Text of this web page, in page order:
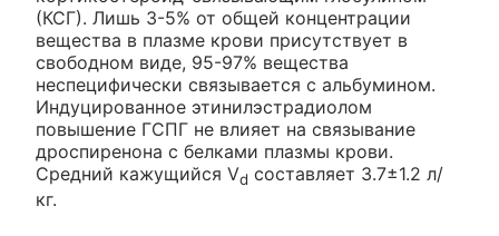
(КСГ). Лишь 3-5% от общей концентрации
вещества в плазме крови присутствует в
свободном виде, 95-97% вещества
неспецифически связывается с альбумином.
Индуцированное этинилэстрадиолом
повышение ГСПГ не влияет на связывание
дроспиренона с белками плазмы крови.
Средний кажущийся Vd составляет 3.7±1.2 л/
кг.